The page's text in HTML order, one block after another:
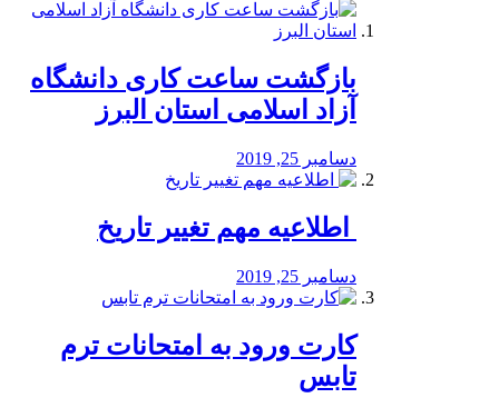
بازگشت ساعت کاری دانشگاه
آزاد اسلامی استان البرز
دسامبر 25, 2019
️ اطلاعیه مهم تغییر تاریخ
دسامبر 25, 2019
کارت ورود به امتحانات ترم
تابس